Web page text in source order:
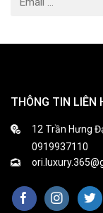
THÔNG TIN LIÊN
12 Trần Hưng
0919937110